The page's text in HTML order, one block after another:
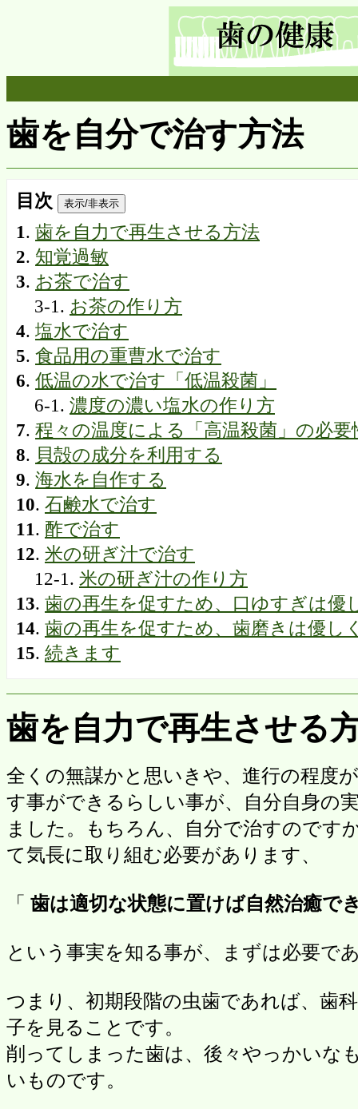
歯を自分で治す方法
目次 表示/非表示
1. 歯を自力で再生させる方法
2. 知覚過敏
3. お茶で治す
3-1. お茶の作り方
4. 塩水で治す
5. 食品用の重曹水で治す
6. 低温の水で治す「低温殺菌」
6-1. 濃度の濃い塩水の作り方
7. 程々の温度による「高温殺菌」の必要
8. 貝殻の成分を利用する
9. 海水を自作する
10. 石鹸水で治す
11. 酢で治す
12. 米の研ぎ汁で治す
12-1. 米の研ぎ汁の作り方
13. 歯の再生を促すため、口ゆすぎは優
14. 歯の再生を促すため、歯磨きは優し
15. 続きます
歯を自力で再生させる
全くの無謀かと思いきや、進行の程度
す事ができるらしい事が、自分自身の
ました。もちろん、自分で治すのです
て気長に取り組む必要があります、
「 歯は適切な状態に置けば自然治癒で
という事実を知る事が、まずは必要で
つまり、初期段階の虫歯であれば、歯
子を見ることです。
削ってしまった歯は、後々やっかいな
いものです。